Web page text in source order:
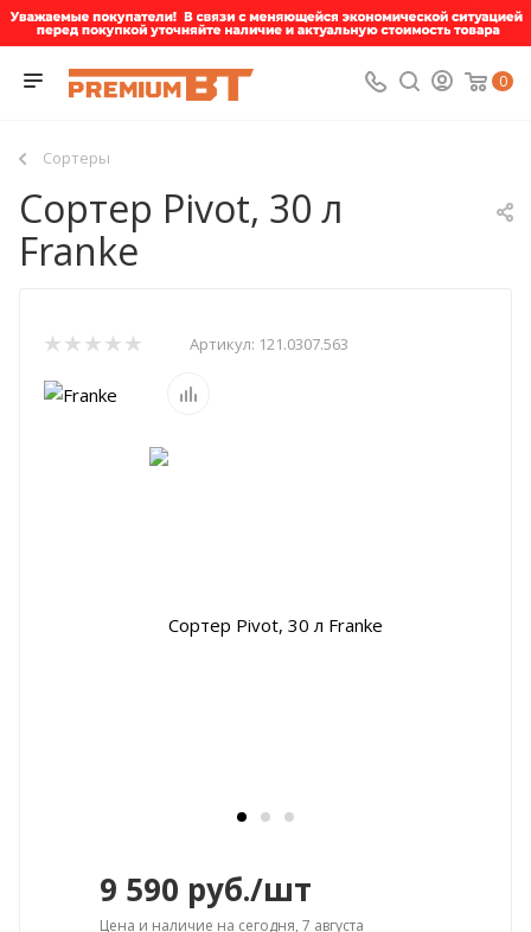
0
Сортеры
Сортер Pivot, 30 л
Franke
Артикул: 121.0307.563
9 590 руб./шт
Цена и наличие на сегодня, 7 августа